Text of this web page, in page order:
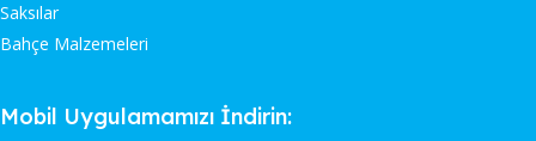
Saksılar
Bahçe Malzemeleri
Mobil Uygulamamızı İndirin: